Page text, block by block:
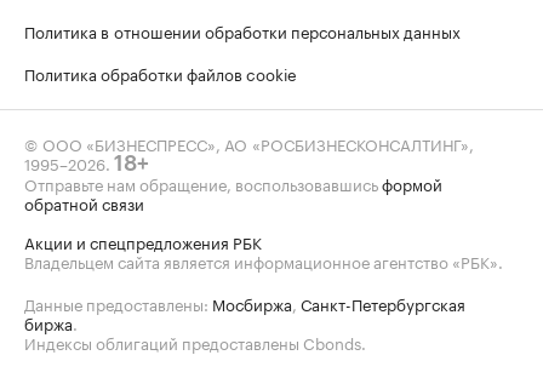
Политика в отношении обработки персональных данных
Политика обработки файлов cookie
© ООО «БИЗНЕСПРЕСС», АО «РОСБИЗНЕСКОНСАЛТИНГ»,
1995–2026. 18+
Отправьте нам обращение, воспользовавшисьформой
обратной связи
Акции и спецпредложения РБК
Владельцем сайта является информационное агентство «РБК».
Данные предоставлены: Мосбиржа, Санкт-Петербургская
биржа.
Индексы облигаций предоставлены Cbonds.